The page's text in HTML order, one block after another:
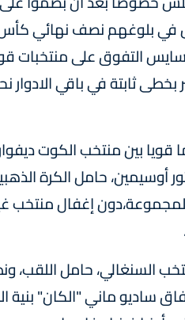
تمثل في بلوغهم نصف نهائي
التفوق على منتخبات
ثابتة في باقي
الأولى في "كان 2023 " صداما قويا بين
إغفال منتخب
السنغالي، حامل اللقب،
ساديو ماني "الكان" بنية